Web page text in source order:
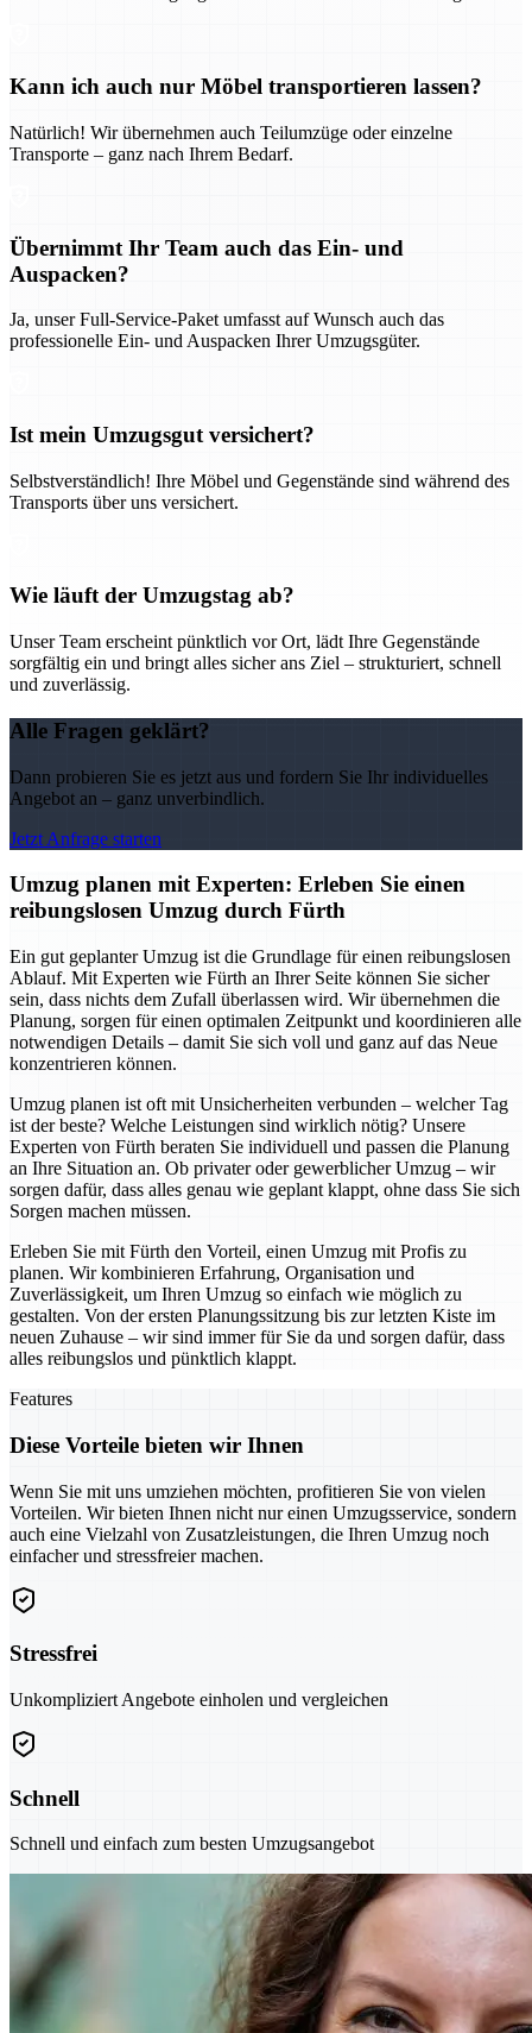
Kann ich auch nur Möbel transportieren lassen?
Natürlich! Wir übernehmen auch Teilumzüge oder einzelne
Transporte – ganz nach Ihrem Bedarf.
Übernimmt Ihr Team auch das Ein- und
Auspacken?
Ja, unser Full-Service-Paket umfasst auf Wunsch auch das
professionelle Ein- und Auspacken Ihrer Umzugsgüter.
Ist mein Umzugsgut versichert?
Selbstverständlich! Ihre Möbel und Gegenstände sind während des
Transports über uns versichert.
Wie läuft der Umzugstag ab?
Unser Team erscheint pünktlich vor Ort, lädt Ihre Gegenstände
sorgfältig ein und bringt alles sicher ans Ziel – strukturiert, schnell
und zuverlässig.
Alle Fragen geklärt?
Dann probieren Sie es jetzt aus und fordern Sie Ihr individuelles
Angebot an – ganz unverbindlich.
Jetzt Anfrage starten
Umzug planen mit Experten: Erleben Sie einen
reibungslosen Umzug durch Fürth
Ein gut geplanter Umzug ist die Grundlage für einen reibungslosen
Ablauf. Mit Experten wie Fürth an Ihrer Seite können Sie sicher
sein, dass nichts dem Zufall überlassen wird. Wir übernehmen die
Planung, sorgen für einen optimalen Zeitpunkt und koordinieren alle
notwendigen Details – damit Sie sich voll und ganz auf das Neue
konzentrieren können.
Umzug planen ist oft mit Unsicherheiten verbunden – welcher Tag
ist der beste? Welche Leistungen sind wirklich nötig? Unsere
Experten von Fürth beraten Sie individuell und passen die Planung
an Ihre Situation an. Ob privater oder gewerblicher Umzug – wir
sorgen dafür, dass alles genau wie geplant klappt, ohne dass Sie sich
Sorgen machen müssen.
Erleben Sie mit Fürth den Vorteil, einen Umzug mit Profis zu
planen. Wir kombinieren Erfahrung, Organisation und
Zuverlässigkeit, um Ihren Umzug so einfach wie möglich zu
gestalten. Von der ersten Planungssitzung bis zur letzten Kiste im
neuen Zuhause – wir sind immer für Sie da und sorgen dafür, dass
alles reibungslos und pünktlich klappt.
Features
Diese Vorteile bieten wir Ihnen
Wenn Sie mit uns umziehen möchten, profitieren Sie von vielen
Vorteilen. Wir bieten Ihnen nicht nur einen Umzugsservice, sondern
auch eine Vielzahl von Zusatzleistungen, die Ihren Umzug noch
einfacher und stressfreier machen.
Stressfrei
Unkompliziert Angebote einholen und vergleichen
Schnell
Schnell und einfach zum besten Umzugsangebot